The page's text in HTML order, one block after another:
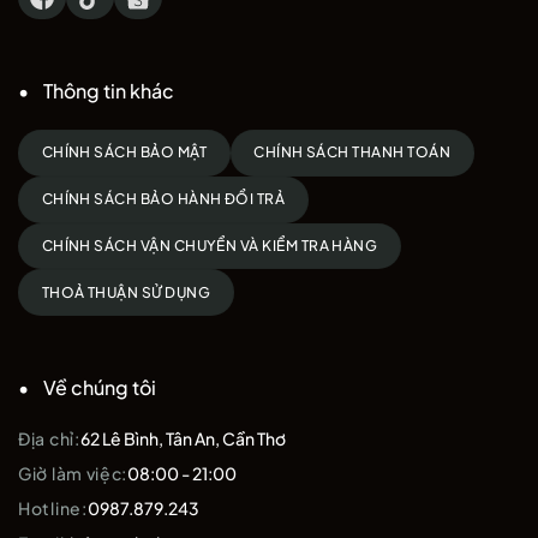
Thông tin khác
CHÍNH SÁCH BẢO MẬT CHÍNH SÁCH THANH TOÁN
CHÍNH SÁCH BẢO HÀNH ĐỔI TRẢ
CHÍNH SÁCH VẬN CHUYỂN VÀ KIỂM TRA HÀNG
THOẢ THUẬN SỬ DỤNG
Về chúng tôi
Địa chỉ:62 Lê Bình, Tân An, Cần Thơ
Giờ làm việc:08:00 - 21:00
Hotline:0987.879.243